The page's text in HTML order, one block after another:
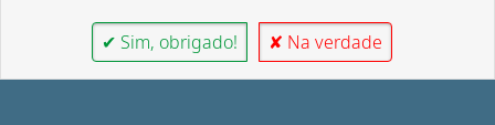
✔ Sim, obrigado! ✘ Na verdade